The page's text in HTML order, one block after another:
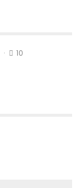
· 10